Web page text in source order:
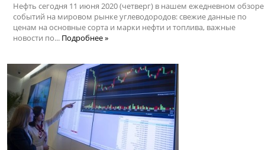
Нефть сегодня 11 июня 2020 (четверг) в нашем ежедневном обзоре
событий на мировом рынке углеводородов: свежие данные по
ценам на основные сорта и марки нефти и топлива, важные
новости по... Подробнее »